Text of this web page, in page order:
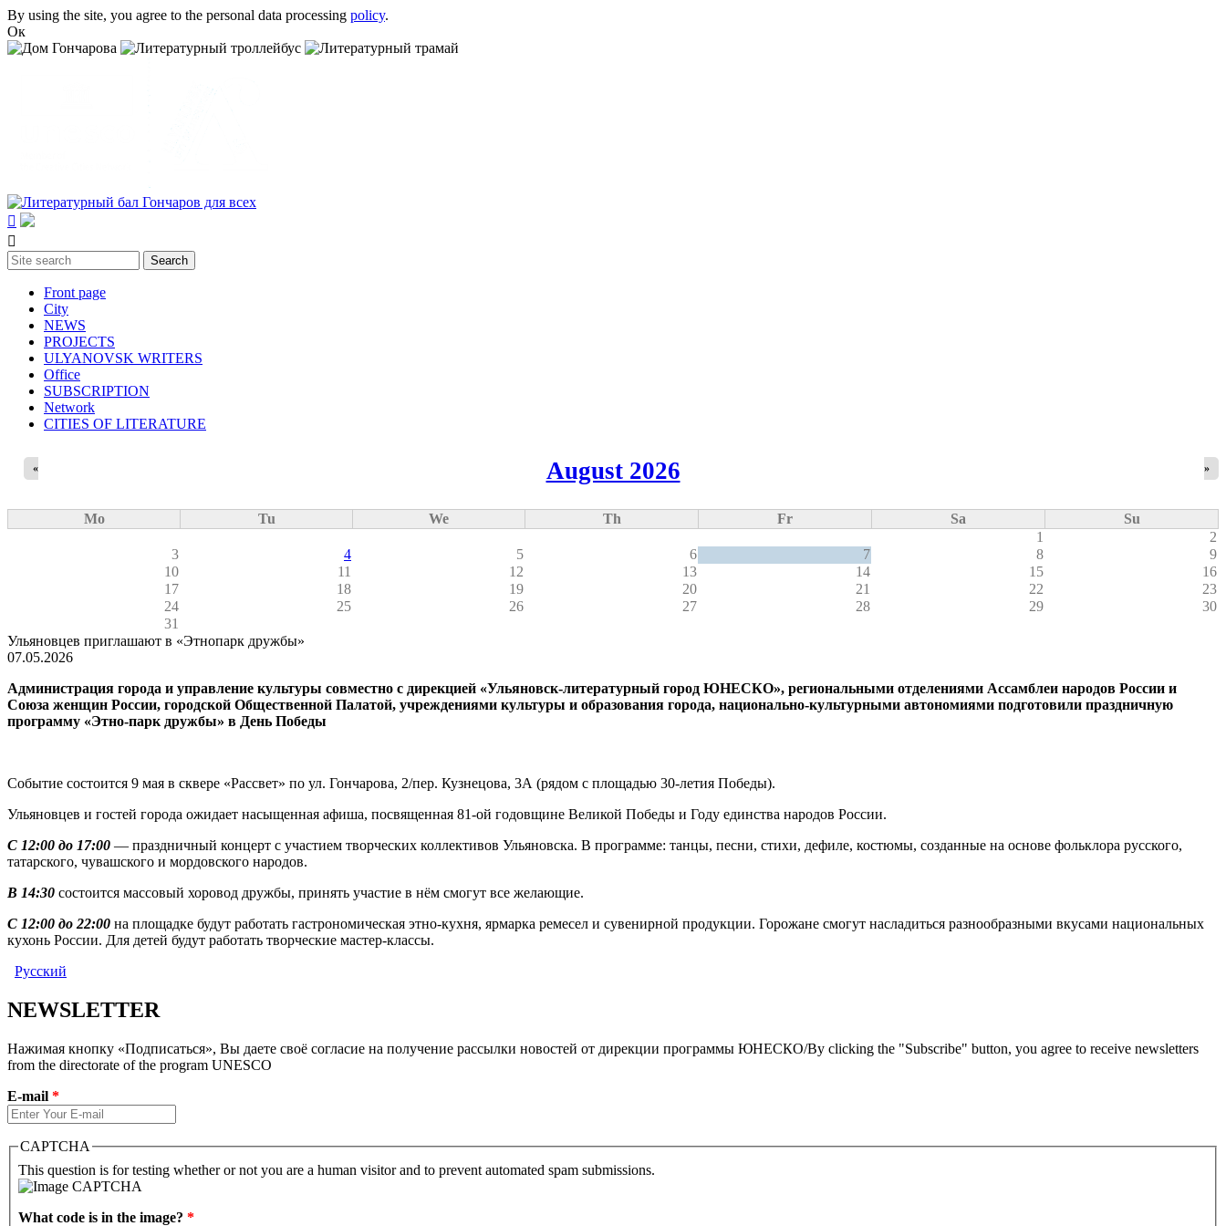
Skip to main content
By using the site, you agree to the personal data processing policy.
Ок


Search
Front page
City
NEWS
PROJECTS
ULYANOVSK WRITERS
Office
SUBSСRIPTION
Network
CITIES OF LITERATURE
August 2026
« »
Mo Tu We Th Fr Sa
Su
1
2
3
4 5 6 7 8
9
10
11 12 13 14 15
16
17
18 19 20 21 22
23
24
25 26 27 28 29
30
31
Ульяновцев приглашают в «Этнопарк дружбы»
07.05.2026
Администрация города и управление культуры совместно с дирекцией «Ульяновск-литературный город ЮНЕСКО», региональными отделениями Ассамблеи народов России и
Союза женщин России, городской Общественной Палатой, учреждениями культуры и образования города, национально-культурными автономиями подготовили праздничную
программу «Этно-парк дружбы» в День Победы
Событие состоится 9 мая в сквере «Рассвет» по ул. Гончарова, 2/пер. Кузнецова, 3А (рядом с площадью 30-летия Победы).
Ульяновцев и гостей города ожидает насыщенная афиша, посвященная 81-ой годовщине Великой Победы и Году единства народов России.
С 12:00 до 17:00 — праздничный концерт с участием творческих коллективов Ульяновска. В программе: танцы, песни, стихи, дефиле, костюмы, созданные на основе фольклора русского,
татарского, чувашского и мордовского народов.
В 14:30 состоится массовый хоровод дружбы, принять участие в нём смогут все желающие.
С 12:00 до 22:00 на площадке будут работать гастрономическая этно-кухня, ярмарка ремесел и сувенирной продукции. Горожане смогут насладиться разнообразными вкусами национальных
кухонь России. Для детей будут работать творческие мастер-классы.
Русский
NEWSLETTER
Нажимая кнопку «Подписаться», Вы даете своё согласие на получение рассылки новостей от дирекции программы ЮНЕСКО/By clicking the "Subscribe" button, you agree to receive newsletters
from the directorate of the program UNESCO
E-mail *
CAPTCHA
This question is for testing whether or not you are a human visitor and to prevent automated spam submissions.
What code is in the image? *